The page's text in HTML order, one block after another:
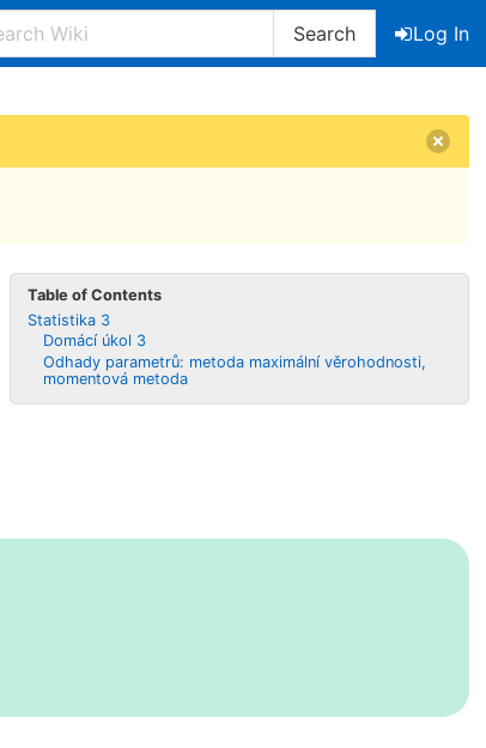
Search
Log In
Table of Contents
Statistika 3
Domácí úkol 3
Odhady parametrů: metoda maximální věrohodnosti,
momentová metoda